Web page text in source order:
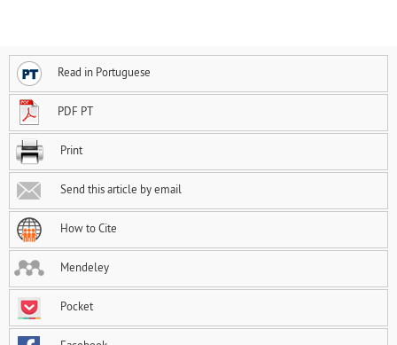
Read in Portuguese
PDF PT
Print
Send this article by email
How to Cite
Mendeley
Pocket